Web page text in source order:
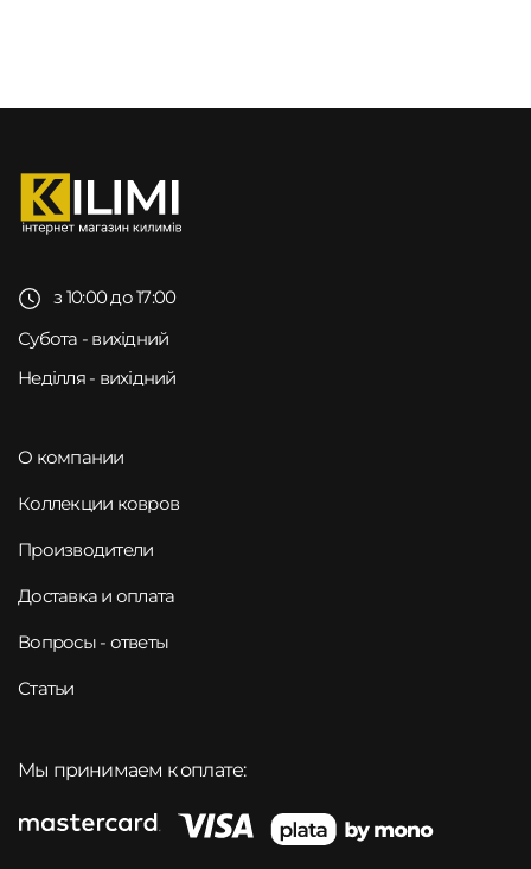
з 10:00 до 17:00
Субота - вихідний
Неділля - вихідний
О компании
Коллекции ковров
Производители
Доставка и оплата
Вопросы - ответы
Статьи
Мы принимаем к оплате: